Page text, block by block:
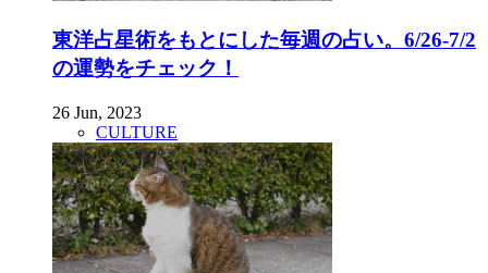
東洋占星術をもとにした毎週の占い。6/26-7/2
の運勢をチェック！
26 Jun, 2023
CULTURE